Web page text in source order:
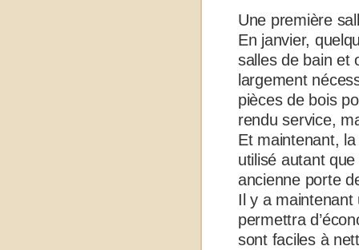
Une première
En janvier,
salles de bain et
largement
pièces de bois
rendu service,
Et maintenant,
utilisé autant
ancienne porte
Il y a maintenant
permettra
sont faciles à